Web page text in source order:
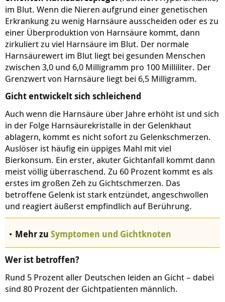
im Blut. Wenn die Nieren aufgrund einer genetischen
Erkrankung zu wenig Harnsäure ausscheiden oder es zu
einer Überproduktion von Harnsäure kommt, dann
zirkuliert zu viel Harnsäure im Blut. Der normale
Harnsäurewert im Blut liegt bei gesunden Menschen
zwischen 3,0 und 6,0 Milligramm pro 100 Milliliter. Der
Grenzwert von Harnsäure liegt bei 6,5 Milligramm.
Gicht entwickelt sich schleichend
Auch wenn die Harnsäure über Jahre erhöht ist und sich
in der Folge Harnsäurekristalle in der Gelenkhaut
ablagern, kommt es nicht sofort zu Gelenkschmerzen.
Auslöser ist häufig ein üppiges Mahl mit viel
Bierkonsum. Ein erster, akuter Gichtanfall kommt dann
meist völlig überraschend. Zu 60 Prozent kommt es als
erstes im großen Zeh zu Gichtschmerzen. Das
betroffene Gelenk ist stark entzündet, angeschwollen
und reagiert äußerst empfindlich auf Berührung.
Mehr zu Symptomen und Gichtknoten
Wer ist betroffen?
Rund 5 Prozent aller Deutschen leiden an Gicht – dabei
sind 80 Prozent der Gichtpatienten männlich.